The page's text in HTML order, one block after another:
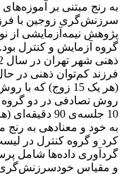
به رنج مبتنی بر
سرزنش‌گری زوجین با
پژوهش نیمه‌آزمایشی از
گروه آزمایش و کنترل
(هر یک 15 زوج)
روش تصادفی در دو
10 جلسه‌ی 90
به خود و معنادهی به رنج
کرد و گروه کنترل در